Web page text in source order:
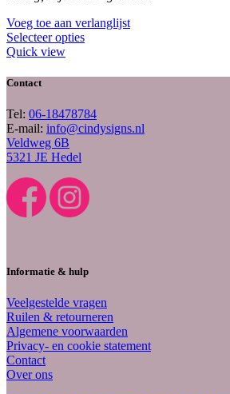
Voeg toe aan verlanglijst
Selecteer opties
Quick view
Contact
Tel: 06-18478784
E-mail: info@cindysigns.nl
Veldweg 6B
5321 JE Hedel
Informatie & hulp
Veelgestelde vragen
Ruilen & retourneren
Algemene voorwaarden
Privacy- en cookie statement
Contact
Over ons